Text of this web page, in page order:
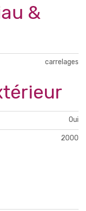
&
carrelages
Oui
2000